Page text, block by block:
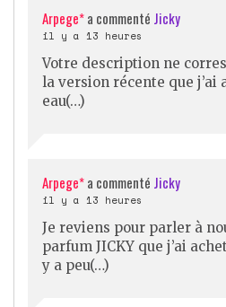
Arpege*a commenté Jicky
il y a 13 heures
Votre description ne
la version récente que j’ai
eau(…)
Arpege*a commenté Jicky
il y a 13 heures
Je reviens pour parler à
parfum JICKY que j’ai
y a peu(…)